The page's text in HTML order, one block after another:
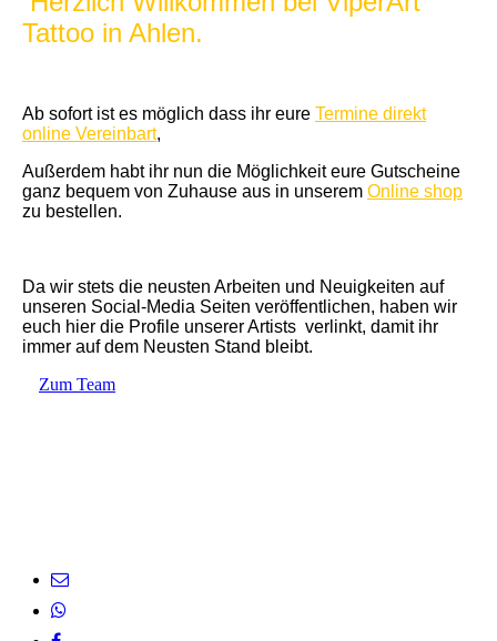
Tattoo in Ahlen.
Ab sofort ist es möglich dass ihr eure Termine direkt
online Vereinbart,
Außerdem habt ihr nun die Möglichkeit eure Gutscheine
ganz bequem von Zuhause aus in unserem Online shop
zu bestellen.
Da wir stets die neusten Arbeiten und Neuigkeiten auf
unseren Social-Media Seiten veröffentlichen, haben wir
euch hier die Profile unserer Artists verlinkt, damit ihr
immer auf dem Neusten Stand bleibt.
Zum Team